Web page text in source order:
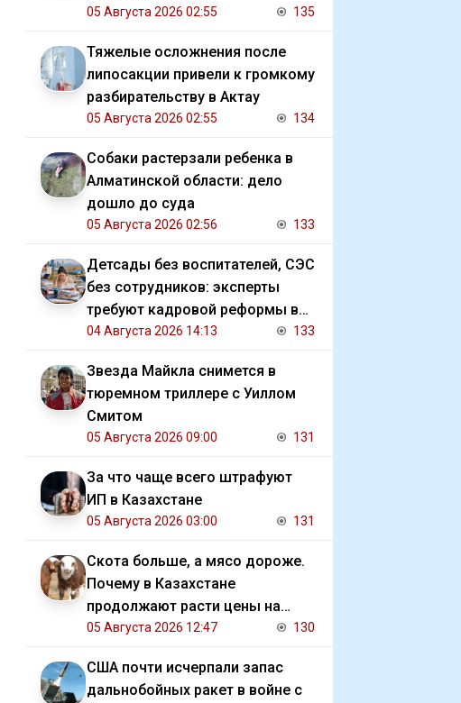
05 Августа 2026 02:55 135
Тяжелые осложнения после
липосакции привели к громкому
разбирательству в Актау
05 Августа 2026 02:55 134
Собаки растерзали ребенка в
Алматинской области: дело
дошло до суда
05 Августа 2026 02:56 133
Детсады без воспитателей, СЭС
без сотрудников: эксперты
требуют кадровой реформы в
Казахстане
04 Августа 2026 14:13 133
Звезда Майкла снимется в
тюремном триллере с Уиллом
Смитом
05 Августа 2026 09:00 131
За что чаще всего штрафуют
ИП в Казахстане
05 Августа 2026 03:00 131
Скота больше, а мясо дороже.
Почему в Казахстане
продолжают расти цены на
баранину и конину
05 Августа 2026 12:47 130
США почти исчерпали запас
дальнобойных ракет в войне с